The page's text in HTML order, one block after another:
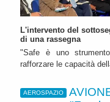
L'intervento del
di una rassegna
"Safe è uno
rafforzare le capacità
AEROSPAZIO